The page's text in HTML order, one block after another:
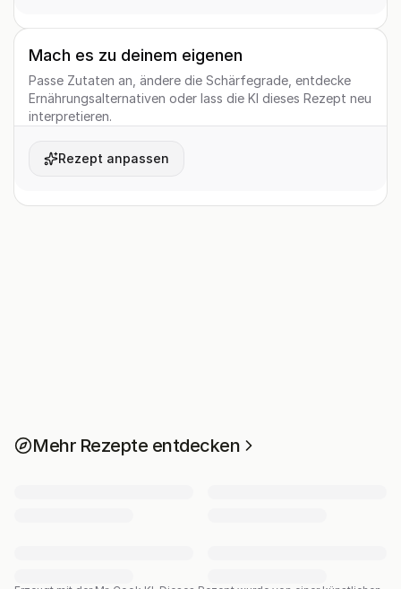
Mach es zu deinem eigenen
Passe Zutaten an, ändere die Schärfegrade, entdecke
Ernährungsalternativen oder lass die KI dieses Rezept neu
interpretieren.
Rezept anpassen
Mehr Rezepte entdecken